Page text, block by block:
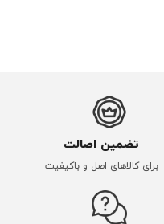
تضمین اصالت
برای کالاهای اصل و باکیفیت